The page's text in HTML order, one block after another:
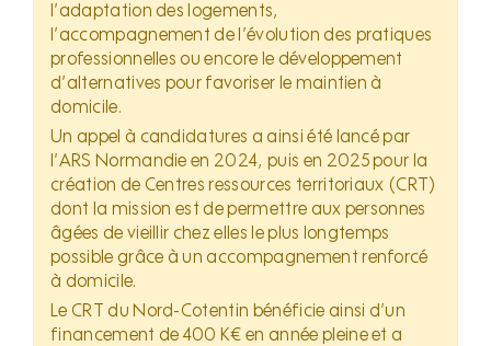
l’adaptation des logements,
l’accompagnement de l’évolution des pratiques
professionnelles ou encore le développement
d’alternatives pour favoriser le maintien à
domicile.
Un appel à candidatures a ainsi été lancé par
l’ARS Normandie en 2024, puis en 2025 pour la
création de Centres ressources territoriaux (CRT)
dont la mission est de permettre aux personnes
âgées de vieillir chez elles le plus longtemps
possible grâce à un accompagnement renforcé
à domicile.
Le CRT du Nord-Cotentin bénéficie ainsi d’un
financement de 400 K€ en année pleine et a